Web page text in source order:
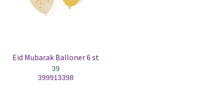
Eid Mubarak Balloner 6 st
39
399913398